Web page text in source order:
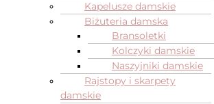
Kapelusze damskie
Biżuteria damska
Bransoletki
Kolczyki damskie
Naszyjniki damskie
Rajstopy i skarpety
damskie